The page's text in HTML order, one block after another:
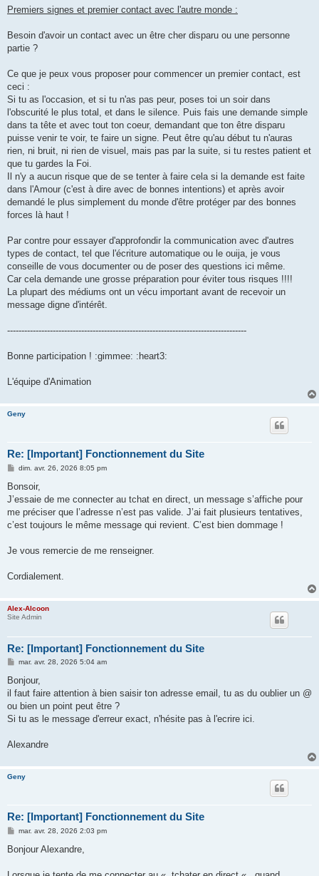
Premiers signes et premier contact avec l'autre monde :
Besoin d'avoir un contact avec un être cher disparu ou une personne
partie ?
Ce que je peux vous proposer pour commencer un premier contact, est
ceci :
Si tu as l'occasion, et si tu n'as pas peur, poses toi un soir dans
l'obscurité le plus total, et dans le silence. Puis fais une demande simple
dans ta tête et avec tout ton coeur, demandant que ton être disparu
puisse venir te voir, te faire un signe. Peut être qu'au début tu n'auras
rien, ni bruit, ni rien de visuel, mais pas par la suite, si tu restes patient et
que tu gardes la Foi.
Il n'y a aucun risque que de se tenter à faire cela si la demande est faite
dans l'Amour (c'est à dire avec de bonnes intentions) et après avoir
demandé le plus simplement du monde d'être protéger par des bonnes
forces là haut !
Par contre pour essayer d'approfondir la communication avec d'autres
types de contact, tel que l'écriture automatique ou le ouija, je vous
conseille de vous documenter ou de poser des questions ici même.
Car cela demande une grosse préparation pour éviter tous risques !!!!
La plupart des médiums ont un vécu important avant de recevoir un
message digne d'intérêt.
------------------------------------------------------------------------------------
Bonne participation ! :gimmee: :heart3:
L'équipe d'Animation
Geny
Re: [Important] Fonctionnement du Site
M
s
a
g
dim. avr. 26, 2026 8:05 pm
Bonsoir,
J’essaie de me connecter au tchat en direct, un message s’affiche pour
me préciser que l’adresse n’est pas valide. J’ai fait plusieurs tentatives,
c’est toujours le même message qui revient. C’est bien dommage !
Je vous remercie de me renseigner.
Cordialement.
Alex-Alcoon
Site Admin
Re: [Important] Fonctionnement du Site
M
s
a
g
mar. avr. 28, 2026 5:04 am
Bonjour,
il faut faire attention à bien saisir ton adresse email, tu as du oublier un @
ou bien un point peut être ?
Si tu as le message d'erreur exact, n'hésite pas à l'ecrire ici.
Alexandre
Geny
Re: [Important] Fonctionnement du Site
M
s
g
mar. avr. 28, 2026 2:03 pm
Bonjour Alexandre,